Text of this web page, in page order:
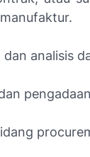
analisis